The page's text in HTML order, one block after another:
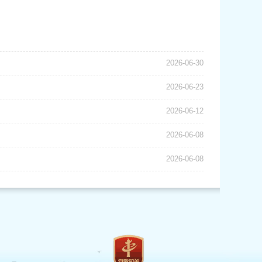
2026-06-30
2026-06-23
2026-06-12
2026-06-08
2026-06-08